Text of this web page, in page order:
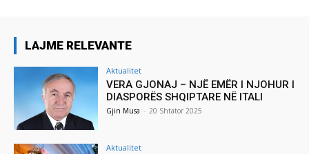
LAJME RELEVANTE
Aktualitet
VERA GJONAJ – NJË EMËR I NJOHUR I
DIASPORËS SHQIPTARE NË ITALI
Gjin Musa - 20 Shtator 2025
Aktualitet